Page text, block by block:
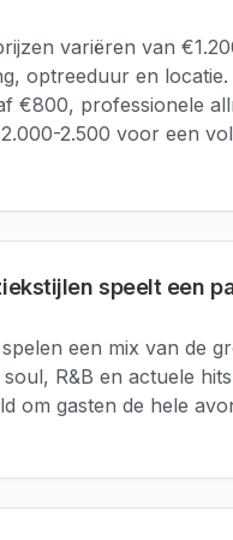
variëren van
optreeduur en locatie.
€800, professionele
2.500 voor een
speelt een
een mix van de
R&B en actuele
om gasten de hele